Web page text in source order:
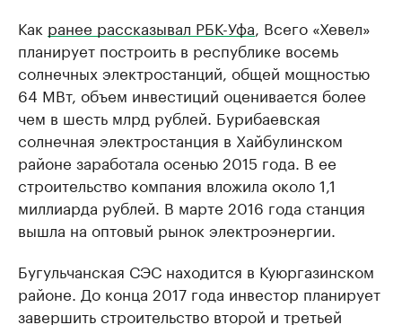
Как ранее рассказывал РБК-Уфа, Всего «Хевел»
планирует построить в республике восемь
солнечных электростанций, общей мощностью
64 МВт, объем инвестиций оценивается более
чем в шесть млрд рублей. Бурибаевская
солнечная электростанция в Хайбулинском
районе заработала осенью 2015 года. В ее
строительство компания вложила около 1,1
миллиарда рублей. В марте 2016 года станция
вышла на оптовый рынок электроэнергии.
Бугульчанская СЭС находится в Куюргазинском
районе. До конца 2017 года инвестор планирует
завершить строительство второй и третьей